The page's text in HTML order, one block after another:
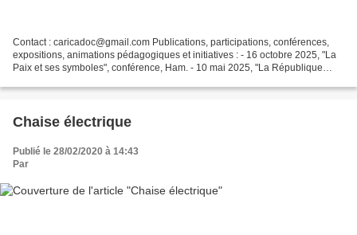
Contact : caricadoc@gmail.com Publications, participations, conférences,
expositions, animations pédagogiques et initiatives : - 16 octobre 2025, "La
Paix et ses symboles", conférence, Ham. - 10 mai 2025, "La République
Chaise électrique
Publié le 28/02/2020 à 14:43
Par